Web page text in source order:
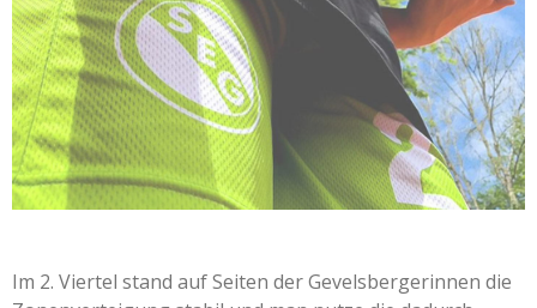
Im 2. Viertel stand auf Seiten der Gevelsbergerinnen die